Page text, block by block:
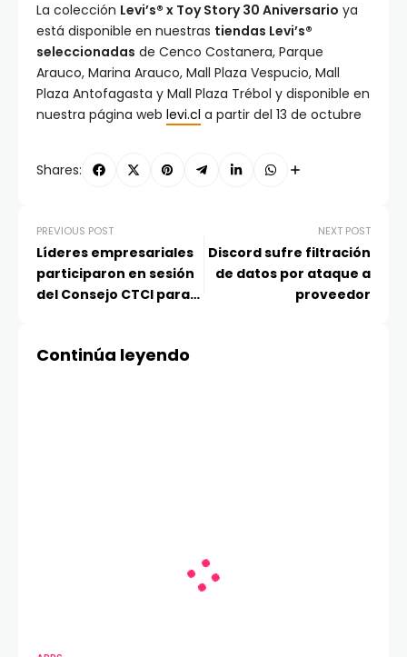
La colección Levi’s® x Toy Story 30 Aniversario ya
está disponible en nuestras tiendas Levi’s®
seleccionadas de Cenco Costanera, Parque
Arauco, Marina Arauco, Mall Plaza Vespucio, Mall
Plaza Antofagasta y Mall Plaza Trébol y disponible en
nuestra página web levi.cl a partir del 13 de octubre
Shares:
PREVIOUS POST
Líderes empresariales
participaron en sesión
del Consejo CTCI para
nal
NEXT POST
Discord sufre filtración
de datos por ataque a
proveedor
Continúa leyendo